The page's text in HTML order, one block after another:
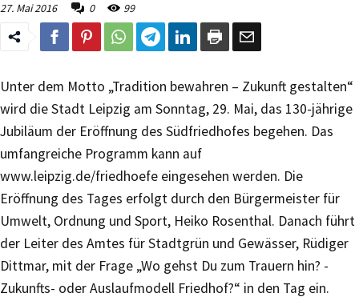
27. Mai 2016
0 99
Unter dem Motto „Tradition bewahren – Zukunft gestalten“
wird die Stadt Leipzig am Sonntag, 29. Mai, das 130-jährige
Jubiläum der Eröffnung des Südfriedhofes begehen. Das
umfangreiche Programm kann auf
www.leipzig.de/friedhoefe eingesehen werden. Die
Eröffnung des Tages erfolgt durch den Bürgermeister für
Umwelt, Ordnung und Sport, Heiko Rosenthal. Danach führt
der Leiter des Amtes für Stadtgrün und Gewässer, Rüdiger
Dittmar, mit der Frage „Wo gehst Du zum Trauern hin? -
Zukunfts- oder Auslaufmodell Friedhof?“ in den Tag ein.